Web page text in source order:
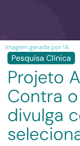
imagem gerada por IA.
Pesquisa Clínica
Projeto
Contra
divulga